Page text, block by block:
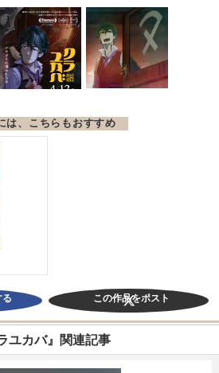
は、こちらもおすすめ
る この作品をポスト
ユカバ』関連記事